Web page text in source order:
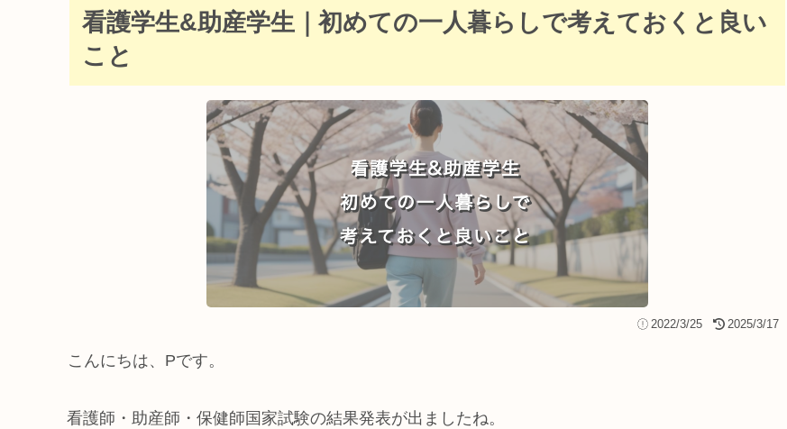
看護学生&助産学生｜初めての一人暮らしで考えておくと良い
こと
2022/3/25 2025/3/17
こんにちは、Pです。
看護師・助産師・保健師国家試験の結果発表が出ましたね。